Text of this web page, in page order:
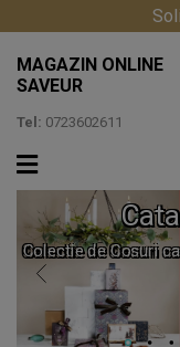
MAGAZIN ONLINE
SAVEUR
Tel: 0723602611
Colectie de Cosuri